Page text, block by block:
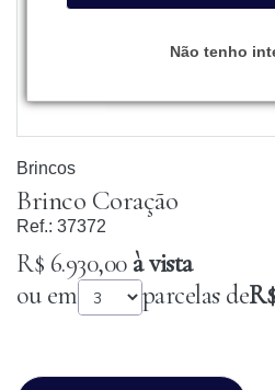
Não tenho
Brincos
Brinco Coração
Ref.: 37372
R$ 6.930,00à vista
ou em
parcelas de